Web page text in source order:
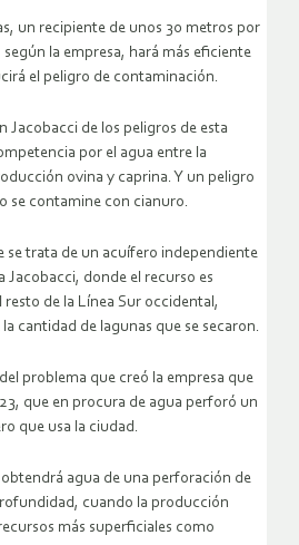
un recipiente de unos 30 metros por
la empresa, hará más eficiente
el peligro de contaminación.
Jacobacci de los peligros de esta
por el agua entre la
ovina y caprina. Y un peligro
se contamine con cianuro.
se trata de un acuífero independiente
Jacobacci, donde el recurso es
resto de la Línea Sur occidental,
cantidad de lagunas que se secaron.
problema que creó la empresa que
que en procura de agua perforó un
que usa la ciudad.
agua de una perforación de
cuando la producción
más superficiales como